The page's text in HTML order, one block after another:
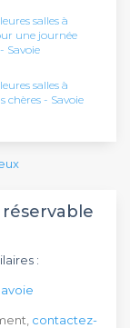
salles à
une journée
Savoie
salles à
chères - Savoie
:
contactez-